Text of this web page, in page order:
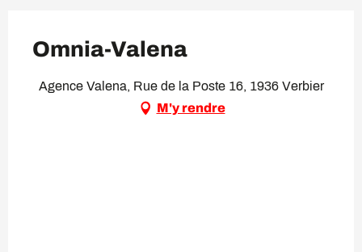
Omnia-Valena
Agence Valena, Rue de la Poste 16, 1936 Verbier
M'y rendre